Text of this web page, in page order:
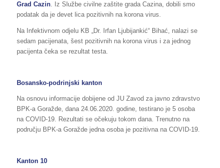
Grad Cazin. Iz Službe civilne zaštite grada Cazina, dobili smo
podatak da je devet lica pozitivnih na korona virus.
Na Infektivnom odjelu KB „Dr. Irfan Ljubijankić“ Bihać, nalazi se
sedam pacijenata, šest pozitivnih na korona virus i za jednog
pacijenta čeka se rezultat testa.
Bosansko-podrinjski kanton
Na osnovu informacije dobijene od JU Zavod za javno zdravstvo
BPK-a Goražde, dana 24.06.2020. godine, testirano je 5 osoba
na COVID-19. Rezultati se očekuju tokom dana. Trenutno na
području BPK-a Goražde jedna osoba je pozitivna na COVID-19.
Kanton 10